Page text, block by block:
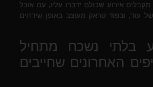
מקבלים אירוע שכולם ידברו עליו, עם אוכל
עוד, ובפוד טראק מעוצב באופן שידהים
בלתי נשכח מתחיל
האחרונים שחייבים